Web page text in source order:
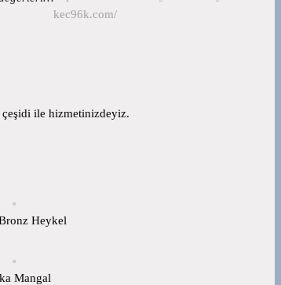
kec96k.com/
ile hizmetinizdeyiz.
Heykel
Mangal